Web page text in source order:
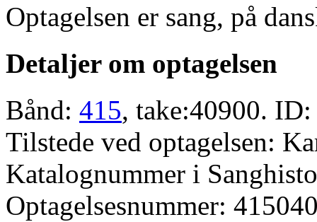
Optagelsen er sang, på
Detaljer om optagelsen
Bånd: 415, take:40900.
Tilstede ved optagelsen:
Katalognummer i
Optagelsesnummer: